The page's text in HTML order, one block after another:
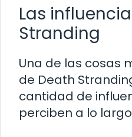
Las
Stranding
Una de las cosas
de Death
cantidad de
perciben a lo